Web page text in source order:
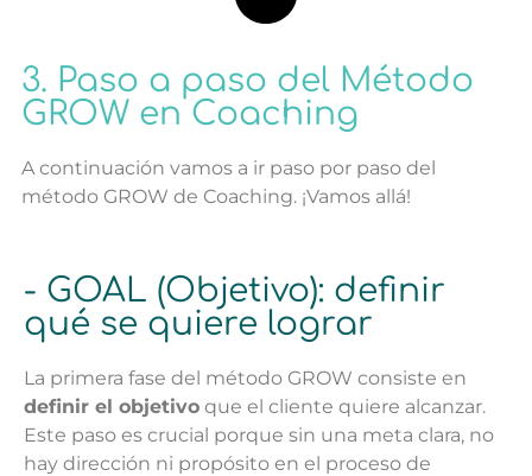
3. Paso a paso del Método
GROW en Coaching
A continuación vamos a ir paso por paso del
método GROW de Coaching. ¡Vamos allá!
- GOAL (Objetivo): definir
qué se quiere lograr
La primera fase del método GROW consiste en
definir el objetivo que el cliente quiere alcanzar.
Este paso es crucial porque sin una meta clara, no
hay dirección ni propósito en el proceso de